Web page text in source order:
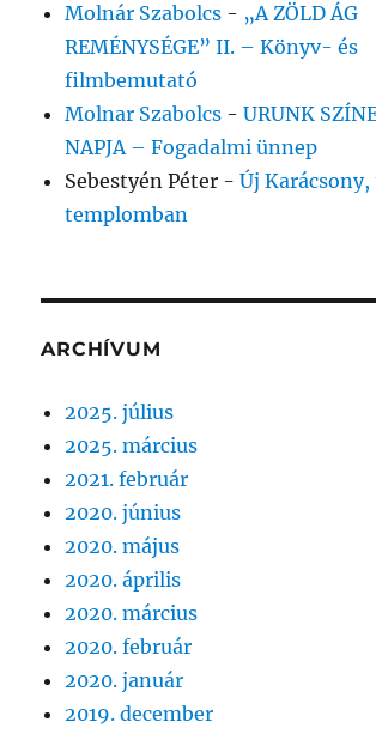
Molnár Szabolcs - „A ZÖLD ÁG
REMÉNYSÉGE” II. – Könyv- és
filmbemutató
Molnar Szabolcs -URUNK
NAPJA – Fogadalmi ünnep
Sebestyén Péter -Új Karácsony,
templomban
ARCHÍVUM
2025. július
2025. március
2021. február
2020. június
2020. május
2020. április
2020. március
2020. február
2020. január
2019. december